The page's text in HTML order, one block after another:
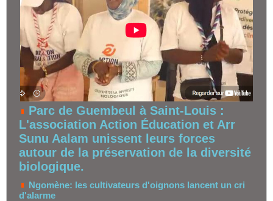
Parc de Guembeul à Saint-Louis :
L'association Action Éducation et Arr
Sunu Aalam unissent leurs forces
autour de la préservation de la diversité
biologique.
Ngomène: les cultivateurs d'oignons lancent un cri
d'alarme